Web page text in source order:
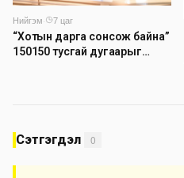
Нийгэм·
7 цаг
“Хотын дарга сонсож байна”
150150 тусгай дугаарыг
Сэтгэгдэл 0